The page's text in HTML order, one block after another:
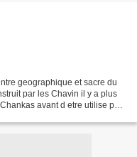
geographique et sacre du
par les Chavin il y a plus
avant d etre utilise par